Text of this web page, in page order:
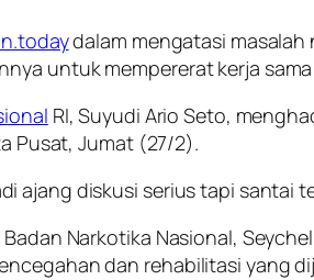
dalam mengatasi masalah
untuk mempererat kerja
RI, Suyudi Ario Seto,
Pusat, Jumat (27/2).
ajang diskusi serius tapi santai
Narkotika Nasional,
dan rehabilitasi yang